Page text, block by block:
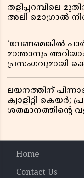
തളിപ്പറമ്പിലെ
അലി മൊഗ്രാൽ
‘വേണമെങ്കിൽ
മാന്താനും
പ്രസംഗവുമായി
ലയനത്തിന്
ക്വാളിറ്റി കെയർ;
ശതമാനത്തിൻ്റെ
Home
Contact Us